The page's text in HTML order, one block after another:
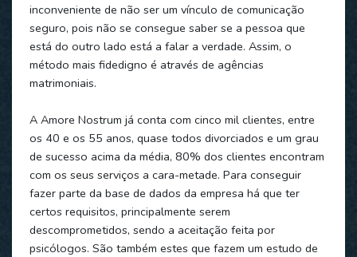
inconveniente de não ser um vínculo de comunicação
seguro, pois não se consegue saber se a pessoa que
está do outro lado está a falar a verdade. Assim, o
método mais fidedigno é através de agências
matrimoniais.
A Amore Nostrum já conta com cinco mil clientes, entre
os 40 e os 55 anos, quase todos divorciados e um grau
de sucesso acima da média, 80% dos clientes encontram
com os seus serviços a cara-metade. Para conseguir
fazer parte da base de dados da empresa há que ter
certos requisitos, principalmente serem
descomprometidos, sendo a aceitação feita por
psicólogos. São também estes que fazem um estudo de